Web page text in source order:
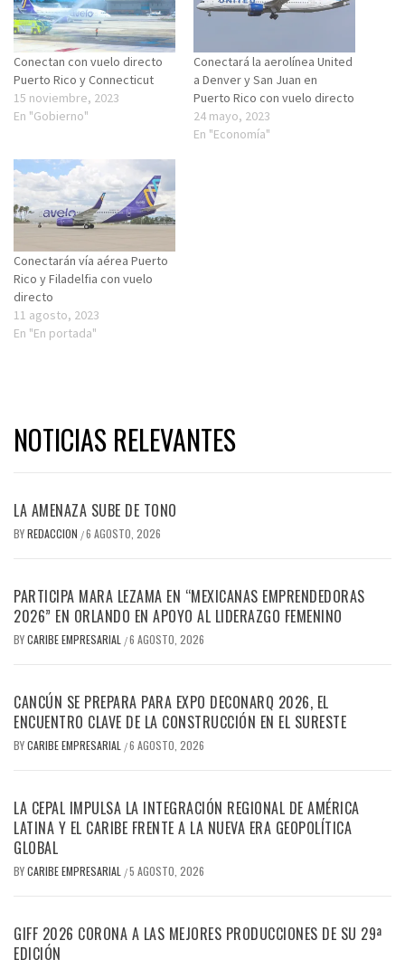
Conectan con vuelo directo
Puerto Rico y Connecticut
15 noviembre, 2023
En "Gobierno"
Conectará la aerolínea United
a Denver y San Juan en
Puerto Rico con vuelo directo
24 mayo, 2023
En "Economía"
Conectarán vía aérea Puerto
Rico y Filadelfia con vuelo
directo
11 agosto, 2023
En "En portada"
NOTICIAS RELEVANTES
LA AMENAZA SUBE DE TONO
BYREDACCION /6 AGOSTO, 2026
PARTICIPA MARA LEZAMA EN “MEXICANAS EMPRENDEDORAS
2026” EN ORLANDO EN APOYO AL LIDERAZGO FEMENINO
BYCARIBE EMPRESARIAL /6 AGOSTO, 2026
CANCÚN SE PREPARA PARA EXPO DECONARQ 2026, EL
ENCUENTRO CLAVE DE LA CONSTRUCCIÓN EN EL SURESTE
BYCARIBE EMPRESARIAL /6 AGOSTO, 2026
LA CEPAL IMPULSA LA INTEGRACIÓN REGIONAL DE AMÉRICA
LATINA Y EL CARIBE FRENTE A LA NUEVA ERA GEOPOLÍTICA
GLOBAL
BYCARIBE EMPRESARIAL /5 AGOSTO, 2026
GIFF 2026 CORONA A LAS MEJORES PRODUCCIONES DE SU 29ª
EDICIÓN